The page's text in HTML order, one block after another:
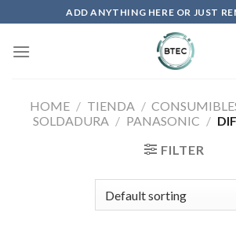
contenido
ADD ANYTHING HERE OR JUST
HOME / TIENDA /
SOLDADURA / PANASONIC /
FILTER